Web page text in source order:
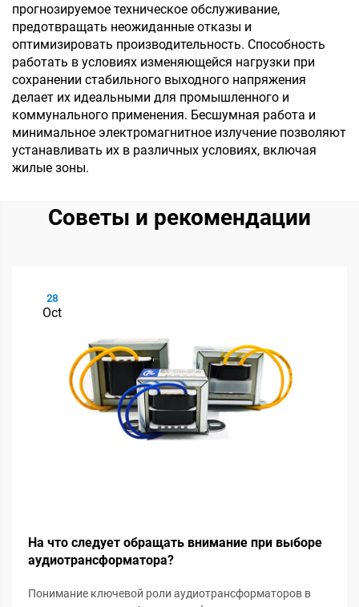
прогнозируемое техническое обслуживание,
предотвращать неожиданные отказы и
оптимизировать производительность. Способность
работать в условиях изменяющейся нагрузки при
сохранении стабильного выходного напряжения
делает их идеальными для промышленного и
коммунального применения. Бесшумная работа и
минимальное электромагнитное излучение позволяют
устанавливать их в различных условиях, включая
жилые зоны.
Советы и рекомендации
28
Oct
На что следует обращать внимание при выборе
аудиотрансформатора?
Понимание ключевой роли аудиотрансформаторов в